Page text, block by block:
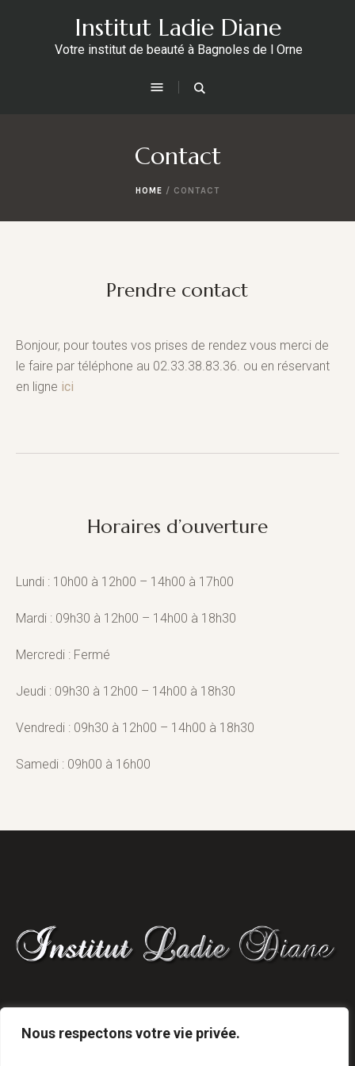
Nous respectons votre vie privée.
Institut Ladie Diane
Votre institut de beauté à Bagnoles de l Orne
Contact
HOME / CONTACT
Prendre contact
Bonjour, pour toutes vos prises de rendez vous merci de
le faire par téléphone au 02.33.38.83.36. ou en réservant
en ligne ici
Horaires d’ouverture
Lundi : 10h00 à 12h00 – 14h00 à 17h00
Mardi : 09h30 à 12h00 – 14h00 à 18h30
Mercredi : Fermé
Jeudi : 09h30 à 12h00 – 14h00 à 18h30
Vendredi : 09h30 à 12h00 – 14h00 à 18h30
Samedi : 09h00 à 16h00
DE L'ORNE